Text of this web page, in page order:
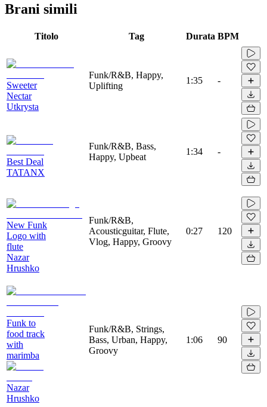
Brani simili
Titolo Tag Durata BPM
Sweeter
Nectar
Utkrysta
Funk/R&B, Happy,
Uplifting
1:35 -
Best Deal
TATANX
Funk/R&B, Bass,
Happy, Upbeat
1:34 -
New Funk
Logo with
flute
Nazar
Hrushko
Funk/R&B,
Acousticguitar, Flute,
Vlog, Happy, Groovy
0:27 120
Funk to
food track
with
marimba
Nazar
Hrushko
Funk/R&B, Strings,
Bass, Urban, Happy,
Groovy
1:06 90